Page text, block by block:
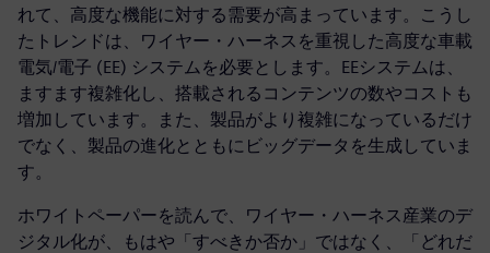
れて、高度な機能に対する需要が高まっています。こうし
たトレンドは、ワイヤー・ハーネスを重視した高度な車載
電気/電子 (EE) システムを必要とします。EEシステムは、
ますます複雑化し、搭載されるコンテンツの数やコストも
増加しています。また、製品がより複雑になっているだけ
でなく、製品の進化とともにビッグデータを生成していま
す。
ホワイトペーパーを読んで、ワイヤー・ハーネス産業のデ
ジタル化が、もはや「すべきか否か」ではなく、「どれだ